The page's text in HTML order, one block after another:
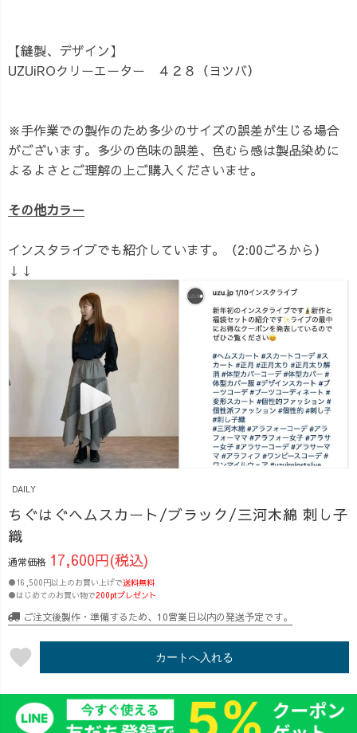
【縫製、デザイン】
UZUiROクリーエーター ４２８（ヨツバ）
※手作業での製作のため多少のサイズの誤差が生じる場合
がございます。多少の色味の誤差、色むら感は製品染めに
よるよさとご理解の上ご購入くださいませ。
その他カラー
インスタライブでも紹介しています。（2:00ごろから）
↓↓
DAILY
ちぐはぐヘムスカート/ブラック/三河木綿 刺し子
織
通常価格 17,600円(税込)
●16,500円以上のお買い上げで送料無料
●はじめてのお買い物で200ptプレゼント
ご注文後製作・準備するため、10営業日以内の発送予定です。
favorite カートへ入れる